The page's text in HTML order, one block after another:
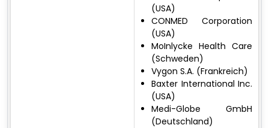
(USA)
CONMED Corporation
(USA)
MoInlycke Health Care
(Schweden)
Vygon S.A. (Frankreich)
Baxter International Inc.
(USA)
Medi-Globe GmbH
(Deutschland)